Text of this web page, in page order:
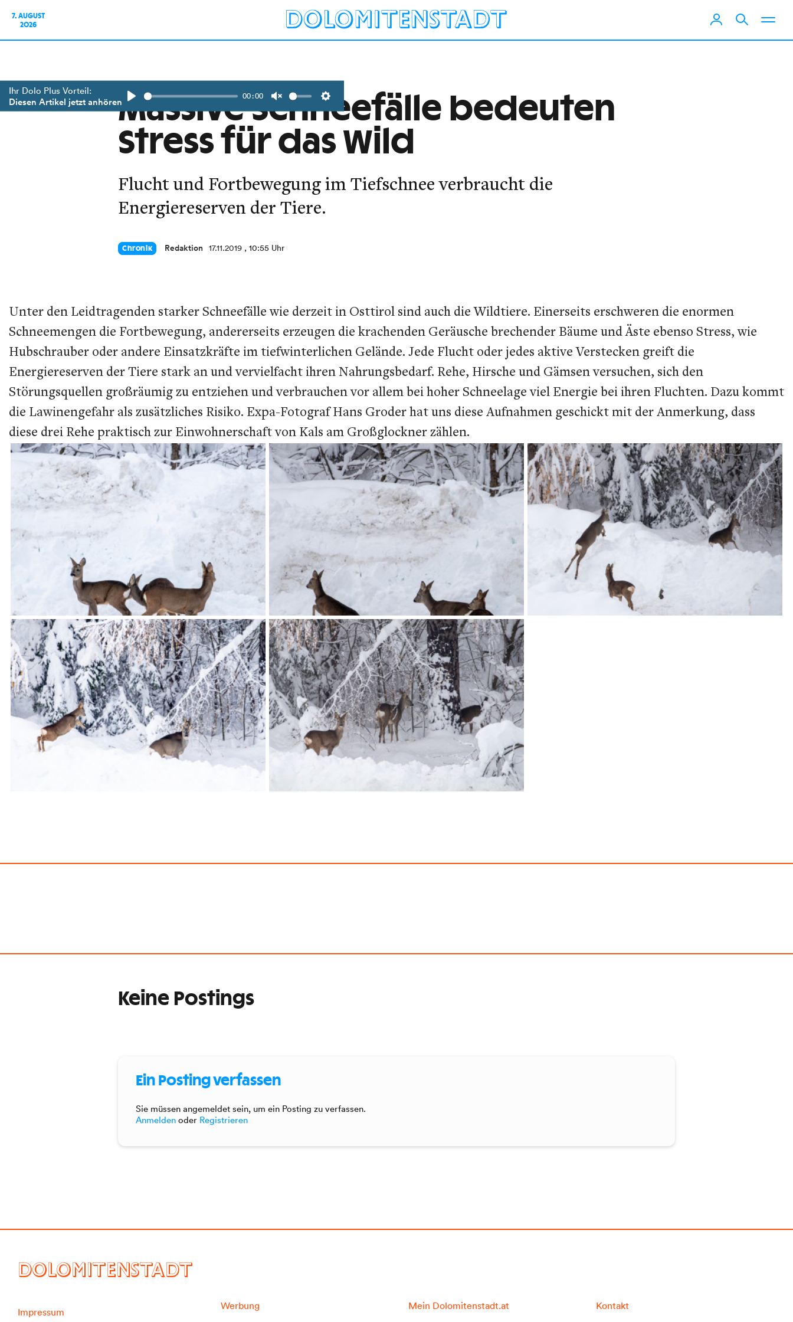
7. AUGUST
2026
Ihr Dolo Plus Vorteil:
Diesen Artikel jetzt anhören
Play
00:00
Unmute Settings
Massive Schneefälle bedeuten
Stress für das Wild
Flucht und Fortbewegung im Tiefschnee verbraucht die
Energiereserven der Tiere.
Chronik Redaktion 17.11.2019 , 10:55 Uhr
Unter den Leidtragenden starker Schneefälle wie derzeit in Osttirol sind auch die Wildtiere. Einerseits erschweren die enormen
Schneemengen die Fortbewegung, andererseits erzeugen die krachenden Geräusche brechender Bäume und Äste ebenso Stress, wie
Hubschrauber oder andere Einsatzkräfte im tiefwinterlichen Gelände. Jede Flucht oder jedes aktive Verstecken greift die
Energiereserven der Tiere stark an und vervielfacht ihren Nahrungsbedarf. Rehe, Hirsche und Gämsen versuchen, sich den
Störungsquellen großräumig zu entziehen und verbrauchen vor allem bei hoher Schneelage viel Energie bei ihren Fluchten. Dazu kommt
die Lawinengefahr als zusätzliches Risiko. Expa-Fotograf Hans Groder hat uns diese Aufnahmen geschickt mit der Anmerkung, dass
diese drei Rehe praktisch zur Einwohnerschaft von Kals am Großglockner zählen.
Keine Postings
Ein Posting verfassen
Sie müssen angemeldet sein, um ein Posting zu verfassen.
Anmelden oder Registrieren
DOLOMITENSTADT
Impressum
Werbung Mein Dolomitenstadt.at Kontakt